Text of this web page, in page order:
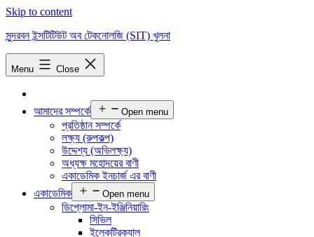
Skip to content
সুন্দরবন ইন্সটিটিউট অব টেকনোলজি (SIT) খুলনা
Menu Close
আমাদের সম্পর্কে Open menu
প্রতিষ্ঠান সম্পর্কে
লক্ষ্য (রুপকল্প)
উদ্দেশ্য (অভিলক্ষ্য)
অধ্যক্ষ মহোদয়ের বাণী
একাডেমিক ইনচার্জ এর বাণী
একাডেমিক
Open menu
ডিপ্লোমা-ইন-ইঞ্জিনিয়ারিং
সিভিল
ইলেকট্রিক্যাল